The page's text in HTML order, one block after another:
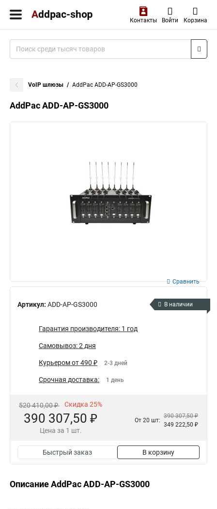
Контакты Войти Корзина
VoIP шлюзы AddPac ADD-AP-GS3000
AddPac ADD-AP-GS3000
Артикул: ADD-AP-GS3000
Сравнить
В наличии
Гарантия производителя: 1 год
Самовывоз: 2 дня
Курьером от 490 ₽ 2-3 дней
Срочная доставка: 1 день
520 410,00 ₽ Скидка 25%
390 307,50 ₽
Цена за 1 шт.
От 20 шт:
390 307,50 ₽
349 222,50 ₽
Быстрый заказ В корзину
Описание AddPac ADD-AP-GS3000